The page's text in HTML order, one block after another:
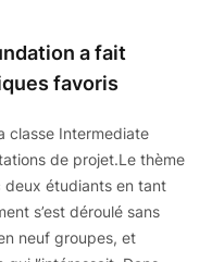
a fait
favoris
classe Intermediate
de projet.Le thème
deux étudiants en tant
s’est déroulé sans
neuf groupes, et